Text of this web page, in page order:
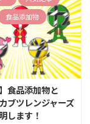
食品添加物
食品添加物と
ブツレンジャーズ
します！